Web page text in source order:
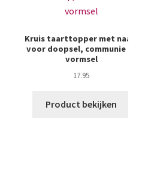
Kruis taarttopper met naam
voor doopsel, communie of
vormsel
17.95
Product bekijken